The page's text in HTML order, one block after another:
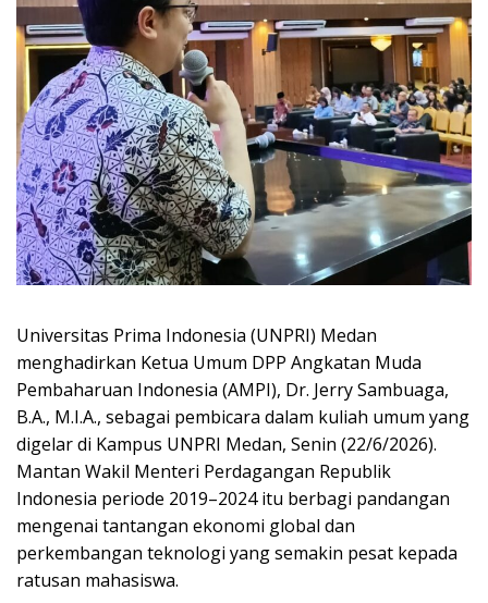
Universitas Prima Indonesia (UNPRI) Medan
menghadirkan Ketua Umum DPP Angkatan Muda
Pembaharuan Indonesia (AMPI), Dr. Jerry Sambuaga,
B.A., M.I.A., sebagai pembicara dalam kuliah umum yang
digelar di Kampus UNPRI Medan, Senin (22/6/2026).
Mantan Wakil Menteri Perdagangan Republik
Indonesia periode 2019–2024 itu berbagi pandangan
mengenai tantangan ekonomi global dan
perkembangan teknologi yang semakin pesat kepada
ratusan mahasiswa.